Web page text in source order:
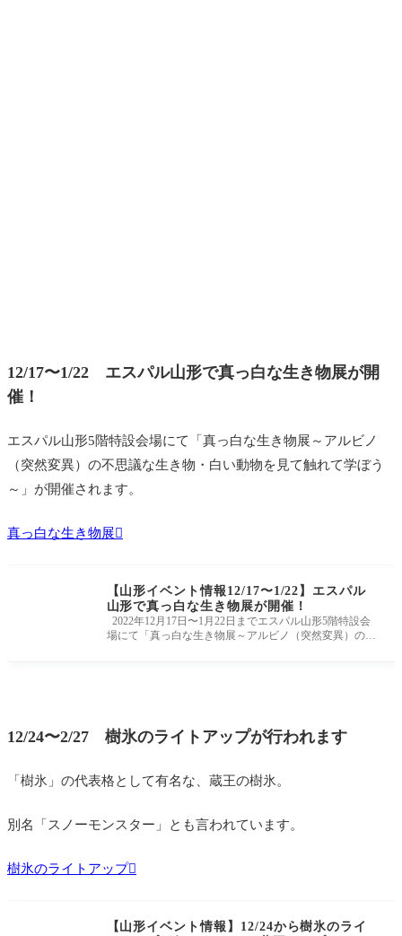
12/17〜1/22 エスパル山形で真っ白な生き物展が開
催！
エスパル山形5階特設会場にて「真っ白な生き物展～アルビノ
（突然変異）の不思議な生き物・白い動物を見て触れて学ぼう
～」が開催されます。
真っ白な生き物展
【山形イベント情報12/17〜1/22】エスパル
山形で真っ白な生き物展が開催！
2022年12月17日〜1月22日までエスパル山形5階特設会
場にて「真っ白な生き物展～アルビノ（突然変異）の不
12/24〜2/27 樹氷のライトアップが行われます
「樹氷」の代表格として有名な、蔵王の樹氷。
別名「スノーモンスター」とも言われています。
樹氷のライトアップ
【山形イベント情報】12/24から樹氷のライ